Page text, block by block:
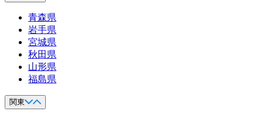
青森県
岩手県
宮城県
秋田県
山形県
福島県
関東